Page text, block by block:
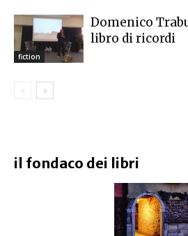
fiction
Domenico
libro di ricordi
il fondaco dei libri